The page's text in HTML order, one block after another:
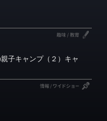
子キャンプ（２）キャ